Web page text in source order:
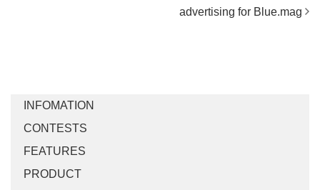
advertising for Blue.mag
INFOMATION
CONTESTS
FEATURES
PRODUCT